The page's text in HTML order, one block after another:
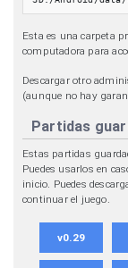
Esta es una carpeta
computadora para
Descargar otro
(aunque no hay
Partidas
Estas partidas
Puedes usarlos en
inicio. Puedes
continuar el juego.
v0.29